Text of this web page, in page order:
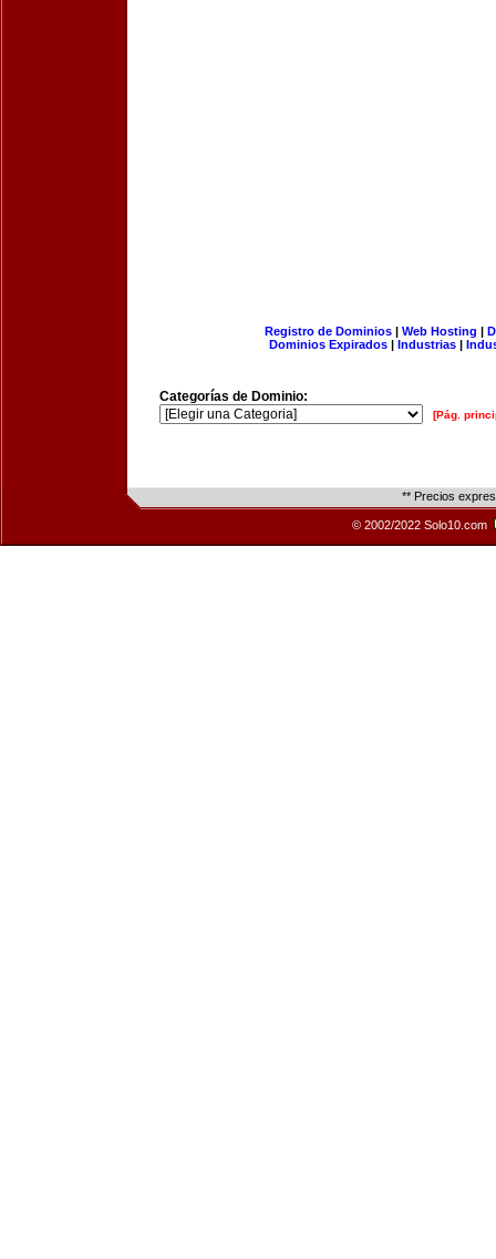
Registro de Dominios| Web Hosting |
Dominios Expirados | Industrias |
Categorías de Dominio:
[Pág.
** Precios
© 2002/2022 Solo10.com